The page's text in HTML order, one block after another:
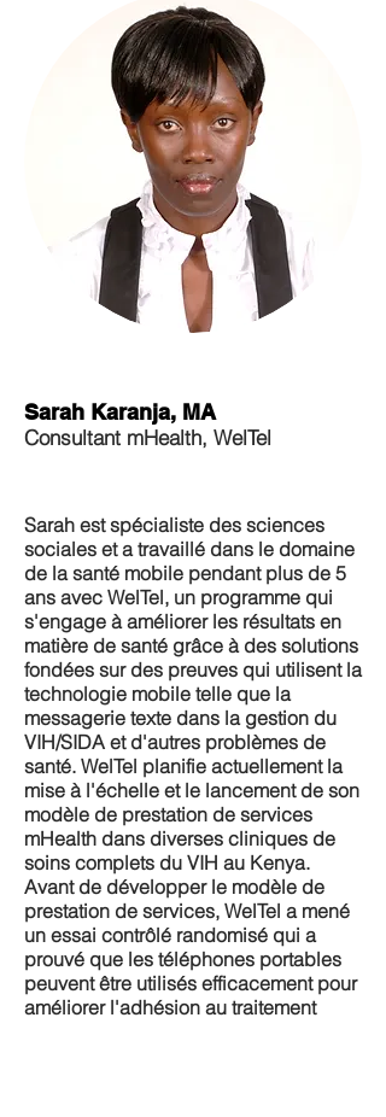
Sarah Karanja, MA
Consultant mHealth, WelTel
Sarah est spécialiste des sciences
sociales et a travaillé dans le domaine
de la santé mobile pendant plus de 5
ans avec WelTel, un programme qui
s'engage à améliorer les résultats en
matière de santé grâce à des solutions
fondées sur des preuves qui utilisent la
technologie mobile telle que la
messagerie texte dans la gestion du
VIH/SIDA et d'autres problèmes de
santé. WelTel planifie actuellement la
mise à l'échelle et le lancement de son
modèle de prestation de services
mHealth dans diverses cliniques de
soins complets du VIH au Kenya.
Avant de développer le modèle de
prestation de services, WelTel a mené
un essai contrôlé randomisé qui a
prouvé que les téléphones portables
peuvent être utilisés efficacement pour
améliorer l'adhésion au traitement